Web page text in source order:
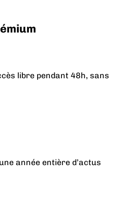
libre pendant 48h, sans
année entière d’actus